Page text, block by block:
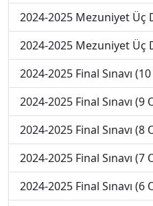
2024-2025 Mezuniyet Üç
2024-2025 Mezuniyet Üç
2024-2025 Final Sınavı
2024-2025 Final Sınavı (9
2024-2025 Final Sınavı (8
2024-2025 Final Sınavı (7
2024-2025 Final Sınavı (6